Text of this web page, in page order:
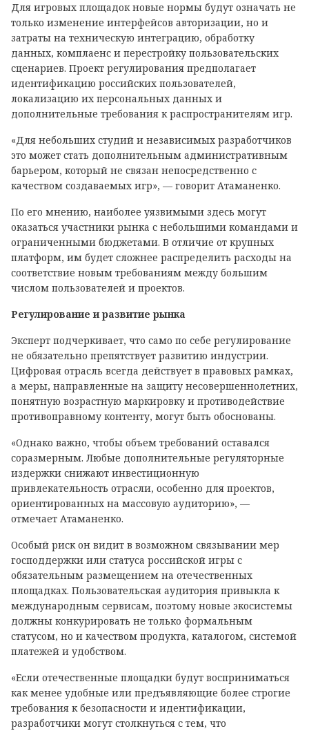
Для игровых площадок новые нормы будут означать не
только изменение интерфейсов авторизации, но и
затраты на техническую интеграцию, обработку
данных, комплаенс и перестройку пользовательских
сценариев. Проект регулирования предполагает
идентификацию российских пользователей,
локализацию их персональных данных и
дополнительные требования к распространителям игр.
«Для небольших студий и независимых разработчиков
это может стать дополнительным административным
барьером, который не связан непосредственно с
качеством создаваемых игр», — говорит Атаманенко.
По его мнению, наиболее уязвимыми здесь могут
оказаться участники рынка с небольшими командами и
ограниченными бюджетами. В отличие от крупных
платформ, им будет сложнее распределить расходы на
соответствие новым требованиям между большим
числом пользователей и проектов.
Регулирование и развитие рынка
Эксперт подчеркивает, что само по себе регулирование
не обязательно препятствует развитию индустрии.
Цифровая отрасль всегда действует в правовых рамках,
а меры, направленные на защиту несовершеннолетних,
понятную возрастную маркировку и противодействие
противоправному контенту, могут быть обоснованы.
«Однако важно, чтобы объем требований оставался
соразмерным. Любые дополнительные регуляторные
издержки снижают инвестиционную
привлекательность отрасли, особенно для проектов,
ориентированных на массовую аудиторию», —
отмечает Атаманенко.
Особый риск он видит в возможном связывании мер
господдержки или статуса российской игры с
обязательным размещением на отечественных
площадках. Пользовательская аудитория привыкла к
международным сервисам, поэтому новые экосистемы
должны конкурировать не только формальным
статусом, но и качеством продукта, каталогом, системой
платежей и удобством.
«Если отечественные площадки будут восприниматься
как менее удобные или предъявляющие более строгие
требования к безопасности и идентификации,
разработчики могут столкнуться с тем, что